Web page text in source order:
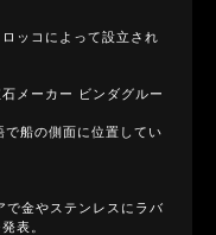
ッコによって設立され
メーカー ビンダグルー
船の側面に位置してい
で金やステンレスにラバ
表。